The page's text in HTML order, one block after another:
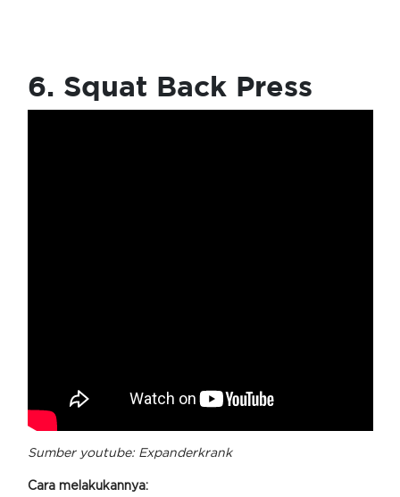
6. Squat Back Press
Sumber youtube: Expanderkrank
Cara melakukannya: